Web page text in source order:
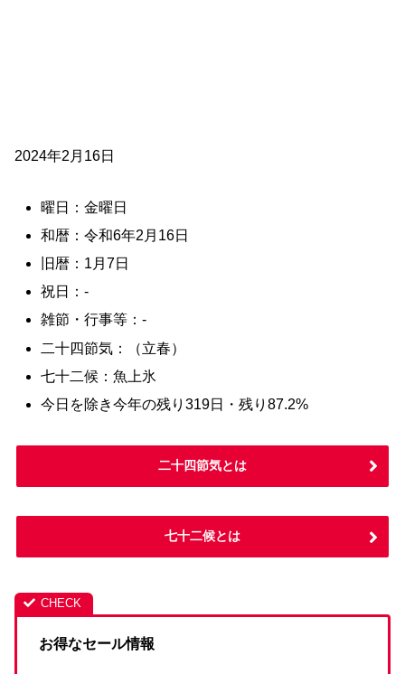
2024年2月16日
曜日：金曜日
和暦：令和6年2月16日
旧暦：1月7日
祝日：-
雑節・行事等：-
二十四節気：（立春）
七十二候：魚上氷
今日を除き今年の残り319日・残り87.2%
二十四節気とは
七十二候とは
お得なセール情報